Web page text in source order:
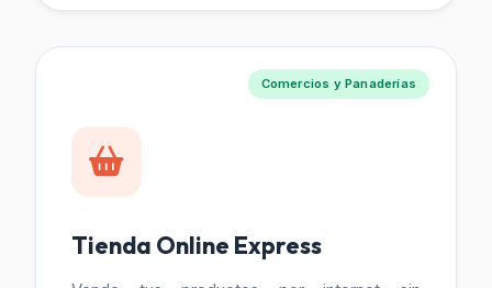
Comercios y Panaderías
Tienda Online Express